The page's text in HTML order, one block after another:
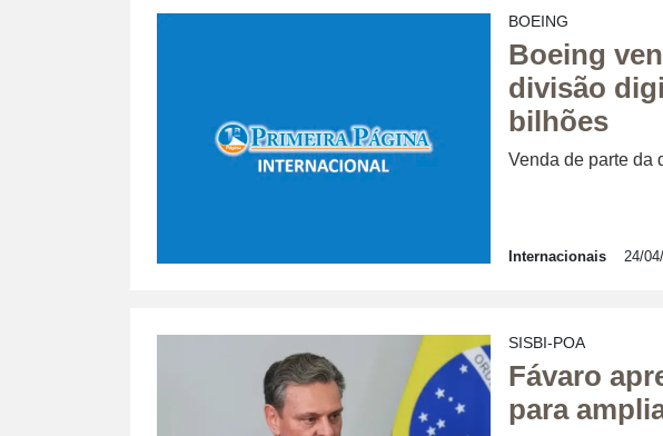
BOEING
Boeing
divisão
bilhões
Venda de parte da
Internacionais 24/
SISBI-POA
Fávaro
para